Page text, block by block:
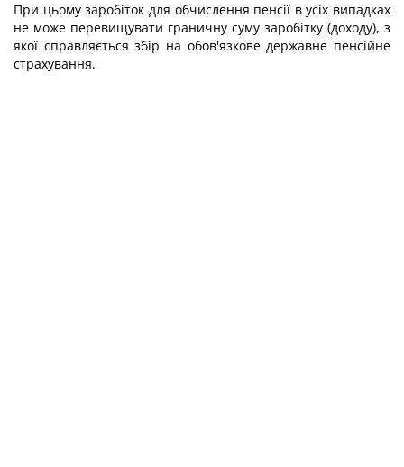
При цьому заробіток для обчислення пенсії в усіх випадках
не може перевищувати граничну суму заробітку (доходу), з
якої справляється збір на обов'язкове державне пенсійне
страхування.